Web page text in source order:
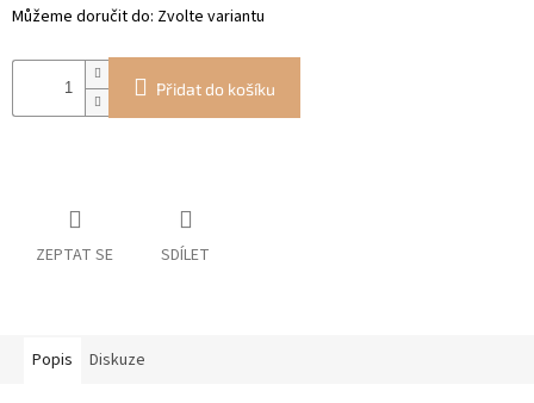
Můžeme doručit do: Zvolte variantu
Přidat do košíku
ZEPTAT SE SDÍLET
Popis Diskuze